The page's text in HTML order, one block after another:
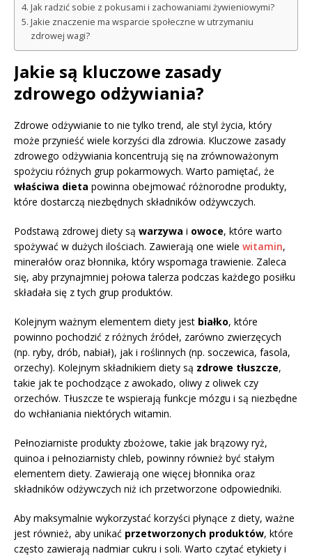
Jak radzić sobie z pokusami i zachowaniami żywieniowymi?
Jakie znaczenie ma wsparcie społeczne w utrzymaniu
zdrowej wagi?
Jakie są kluczowe zasady
zdrowego odżywiania?
Zdrowe odżywianie to nie tylko trend, ale styl życia, który
może przynieść wiele korzyści dla zdrowia. Kluczowe zasady
zdrowego odżywiania koncentrują się na zrównoważonym
spożyciu różnych grup pokarmowych. Warto pamiętać, że
właściwa dieta powinna obejmować różnorodne produkty,
które dostarczą niezbędnych składników odżywczych.
Podstawą zdrowej diety są warzywa i owoce, które warto
spożywać w dużych ilościach. Zawierają one wiele witamin,
minerałów oraz błonnika, który wspomaga trawienie. Zaleca
się, aby przynajmniej połowa talerza podczas każdego posiłku
składała się z tych grup produktów.
Kolejnym ważnym elementem diety jest białko, które
powinno pochodzić z różnych źródeł, zarówno zwierzęcych
(np. ryby, drób, nabiał), jak i roślinnych (np. soczewica, fasola,
orzechy). Kolejnym składnikiem diety są zdrowe tłuszcze,
takie jak te pochodzące z awokado, oliwy z oliwek czy
orzechów. Tłuszcze te wspierają funkcje mózgu i są niezbędne
do wchłaniania niektórych witamin.
Pełnoziarniste produkty zbożowe, takie jak brązowy ryż,
quinoa i pełnoziarnisty chleb, powinny również być stałym
elementem diety. Zawierają one więcej błonnika oraz
składników odżywczych niż ich przetworzone odpowiedniki.
Aby maksymalnie wykorzystać korzyści płynące z diety, ważne
jest również, aby unikać przetworzonych produktów, które
często zawierają nadmiar cukru i soli. Warto czytać etykiety i